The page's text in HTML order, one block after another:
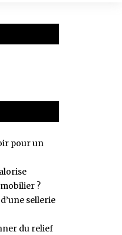
pour un
?
sellerie
du relief